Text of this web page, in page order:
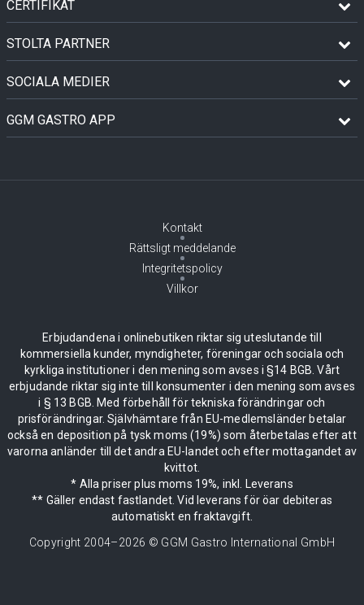
CERTIFIKAT
STOLTA PARTNER
SOCIALA MEDIER
GGM GASTRO APP
Kontakt
Rättsligt meddelande
Integritetspolicy
Villkor
Erbjudandena i onlinebutiken riktar sig uteslutande till
kommersiella kunder, myndigheter, föreningar och sociala och
kyrkliga institutioner i den mening som avses i §14 BGB. Vårt
erbjudande riktar sig inte till konsumenter i den mening som avses
i § 13 BGB. Med förbehåll för tekniska förändringar och
prisförändringar. Självhämtare från EU-medlemsländer betalar
också en deposition på tysk moms (19%) som återbetalas efter att
varorna anländer till det andra EU-landet och efter mottagandet av
kvittot.
* Alla priser plus moms 19%, inkl. Leverans
** Gäller endast fastlandet. Vid leverans för öar debiteras
automatiskt en fraktavgift.
Copyright 2004–2026 © GGM Gastro International GmbH